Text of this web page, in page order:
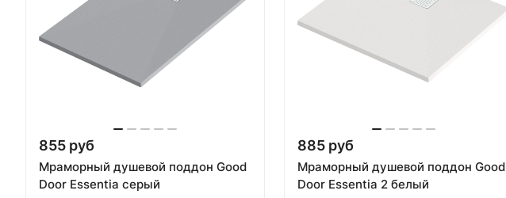
855 руб
Мраморный душевой поддон Good
Door Essentia серый
885 руб
Мраморный душевой поддон Good
Door Essentia 2 белый